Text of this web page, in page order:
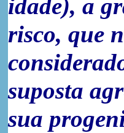
idade), a
risco, que
suposta
sua